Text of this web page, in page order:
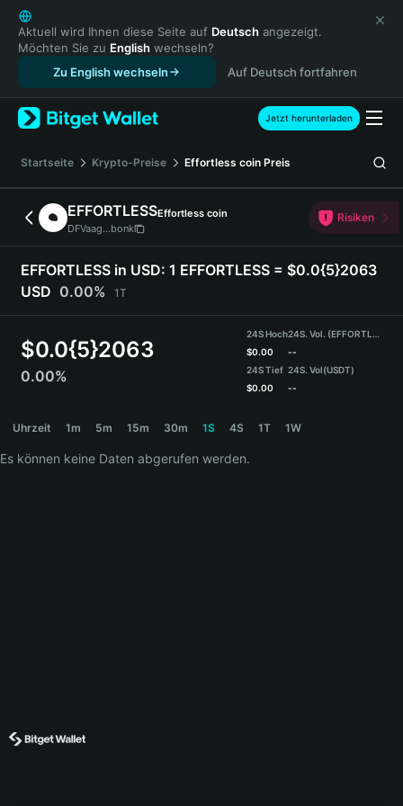
English
日本語
Tiếng Việt
Русский
Español (Latinoamérica)
Türkçe
Français
Deutsch
简体中文
繁體中文
Português (Portugal)
Bahasa Indonesia
ภาษาไทย
हिन्दी
Español
Português (Brasil)
Aktuell wird Ihnen diese Seite auf Deutsch angezeigt.
Möchten Sie zu English wechseln?
Zu English wechseln
Auf Deutsch fortfahren
Jetzt herunterladen
Startseite Krypto-Preise Effortless coin Preis
EFFORTLESSEffortless coin
DFVaag...bonk
Risiken
EFFORTLESS in USD: 1 EFFORTLESS = $0.0{5}2063
USD 0.00% 1T
$0.0{5}2063
0.00%
24S Hoch
$0.00
24S Tief
$0.00
24S. Vol. (EFFORTLESS)
--
24S. Vol(USDT)
--
Uhrzeit 1m 5m 15m 30m 1S 4S 1T 1W
Es können keine Daten abgerufen werden.